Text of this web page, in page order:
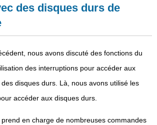
des disques durs de
nous avons discuté des fonctions du
des interruptions pour accéder aux
disques durs. Là, nous avons utilisé les
accéder aux disques durs.
en charge de nombreuses commandes